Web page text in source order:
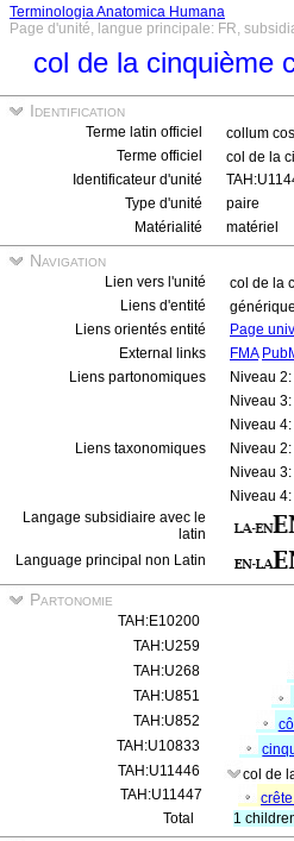
Terminologia Anatomica Humana
Page d'unité, langue principale: FR,
col de la cinquième
Identification
Terme latin officiel
collum
Terme officiel
col de la
Identificateur d'unité
Type d'unité
paire
Matérialité
matériel
Navigation
Lien vers l'unité
col de la
Liens d'entité
Liens orientés entité
Page
External links
FMA
Liens partonomiques
Niveau
Niveau
Niveau 4:
Liens taxonomiques
Niveau
Niveau 3:
Niveau 4:
Langage subsidiaire avec le
latin
Language principal non Latin
Partonomie
TAH:E10200
TAH:U259
TAH:U268
TAH:U851
TAH:U852
TAH:U10833
TAH:U11446
col de
TAH:U11447
Total
1